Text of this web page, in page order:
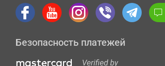
Безопасность платежей